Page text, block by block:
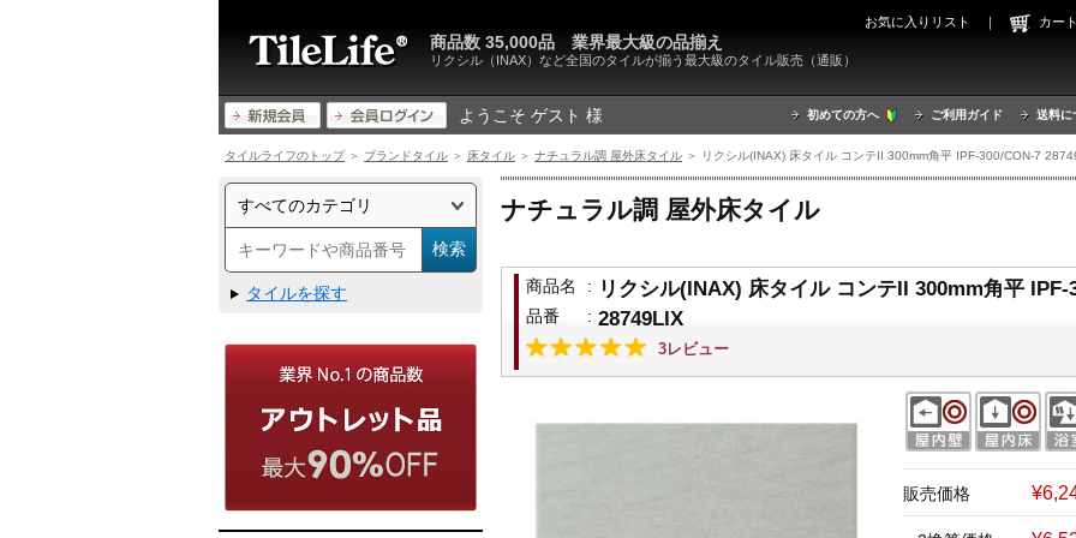
リクシル（INAX）など全国のタイルが揃う最大級のタイル販売（通販）
商品数 35,000品 業界最大級の品揃え
ようこそ ゲスト 様 初めての方へ ご利用ガイド 送料に
お気に入りリスト ｜ カ
タイルライフのトップ＞ ブランドタイル ＞ 床タイル ＞ ナチュラル調 屋外床タイル ＞ リクシル(INAX) 床タイル コンテII 300mm角平 IPF-300/CON-7
タイルを探す
ナチュラル調 屋外床タイル
商品名 : リクシル(INAX) 床タイル コンテII 300mm角平 IPF-
品番 : 28749LIX
3レビュー
販売価格